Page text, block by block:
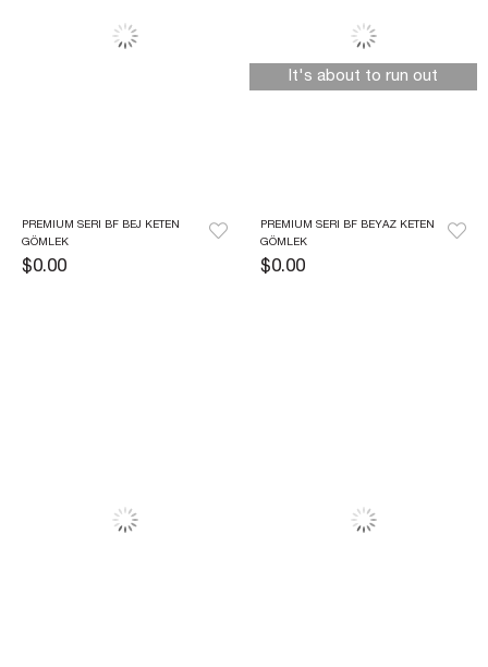
PREMIUM SERI BF BEJ KETEN
GÖMLEK
$0.00
PREMIUM SERI BF BEYAZ KETEN
GÖMLEK
$0.00
It's about to run out